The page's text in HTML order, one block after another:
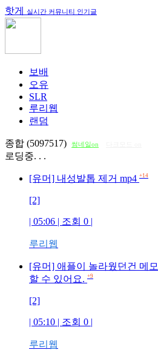
핫게 실시간 커뮤니티 인기글
보배
오유
SLR
루리웹
랜덤
종합 (5097517) 썸네일on
로딩중. . .
[유머] 내성발톱 제거 mp4 +14
[2]
| 05:06 | 조회 0 |
루리웹
[유머] 애플이 놀라웠던건 메
할 수 있어요. +9
[2]
| 05:10 | 조회 0 |
루리웹